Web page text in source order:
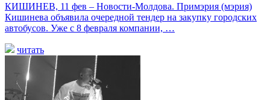
КИШИНЕВ, 11 фев – Новости-Молдова. Примэрия (мэрия)
Кишинева объявила очередной тендер на закупку городских
автобусов. Уже с 8 февраля компании, …
читать